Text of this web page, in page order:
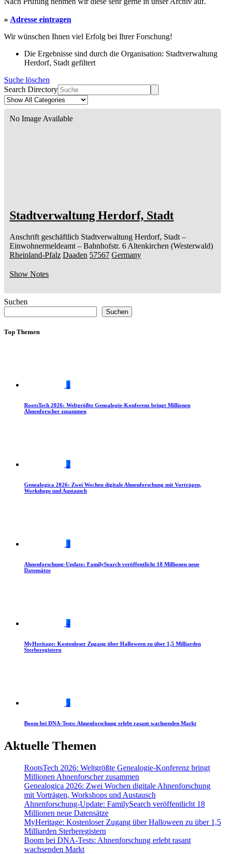
» Adresse eintragen
Wir wünschen Ihnen viel Erfolg bei Ihrer Forschung!
Die Ergebnisse sind durch die Organisation: Stadtverwaltung
Herdorf, Stadt gefiltert
Suche löschen
Search Directory
No Image Available
Stadtverwaltung Herdorf, Stadt
Anschrift geschäftlich Stadtverwaltung Herdorf, Stadt –
Einwohnermeldeamt – Bahnhofstr. 6 Altenkirchen (Westerwald)
Rheinland-Pfalz Daaden 57567 Germany
Show Notes
Suchen
Suchen
Top Themen
1
RootsTech 2026: Weltgrößte Genealogie-Konferenz bringt Millionen
Ahnenforscher zusammen
2
Genealogica 2026: Zwei Wochen digitale Ahnenforschung mit Vorträgen,
Workshops und Austausch
3
Ahnenforschung-Update: FamilySearch veröffentlicht 18 Millionen neue
Datensätze
4
MyHeritage: Kostenloser Zugang über Halloween zu über 1,5 Milliarden
Sterberegistern
5
Boom bei DNA-Tests: Ahnenforschung erlebt rasant wachsenden Markt
Aktuelle Themen
RootsTech 2026: Weltgrößte Genealogie-Konferenz bringt
Millionen Ahnenforscher zusammen
Genealogica 2026: Zwei Wochen digitale Ahnenforschung
mit Vorträgen, Workshops und Austausch
Ahnenforschung-Update: FamilySearch veröffentlicht 18
Millionen neue Datensätze
MyHeritage: Kostenloser Zugang über Halloween zu über 1,5
Milliarden Sterberegistern
Boom bei DNA-Tests: Ahnenforschung erlebt rasant
wachsenden Markt